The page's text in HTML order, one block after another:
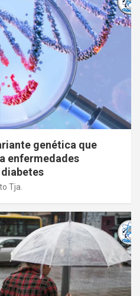
genética que
enfermedades
Tja.